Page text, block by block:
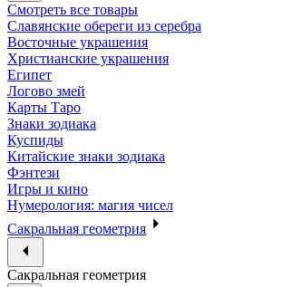
Смотреть все товары
Славянские обереги из серебра
Восточные украшения
Христианские украшения
Египет
Логово змей
Карты Таро
Знаки зодиака
Куспиды
Китайские знаки зодиака
Фэнтези
Игры и кино
Нумерология: магия чисел
Сакральная геометрия
Сакральная геометрия